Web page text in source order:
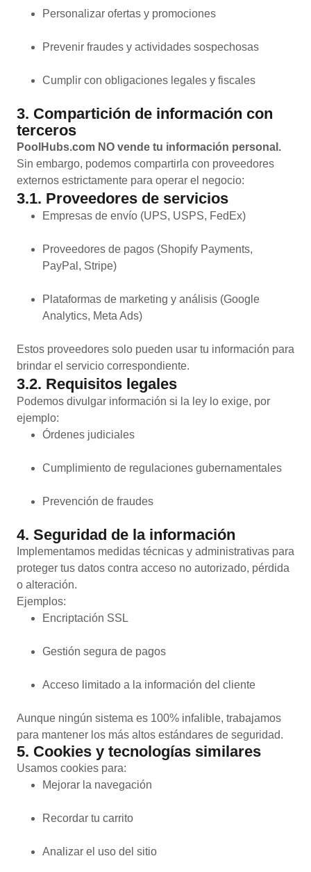
Personalizar ofertas y promociones
Prevenir fraudes y actividades sospechosas
Cumplir con obligaciones legales y fiscales
3. Compartición de información con
terceros
PoolHubs.com NO vende tu información personal.
Sin embargo, podemos compartirla con proveedores
externos estrictamente para operar el negocio:
3.1. Proveedores de servicios
Empresas de envío (UPS, USPS, FedEx)
Proveedores de pagos (Shopify Payments,
PayPal, Stripe)
Plataformas de marketing y análisis (Google
Analytics, Meta Ads)
Estos proveedores solo pueden usar tu información para
brindar el servicio correspondiente.
3.2. Requisitos legales
Podemos divulgar información si la ley lo exige, por
ejemplo:
Órdenes judiciales
Cumplimiento de regulaciones gubernamentales
Prevención de fraudes
4. Seguridad de la información
Implementamos medidas técnicas y administrativas para
proteger tus datos contra acceso no autorizado, pérdida
o alteración.
Ejemplos:
Encriptación SSL
Gestión segura de pagos
Acceso limitado a la información del cliente
Aunque ningún sistema es 100% infalible, trabajamos
para mantener los más altos estándares de seguridad.
5. Cookies y tecnologías similares
Usamos cookies para:
Mejorar la navegación
Recordar tu carrito
Analizar el uso del sitio